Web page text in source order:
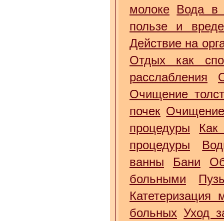
молоке Вода в
пользе и
Действие на
Отдых как
расслабления
Очищение
почек
процедуры
процедуры
ванны
Бани
больными
Катетеризация
больных Уход